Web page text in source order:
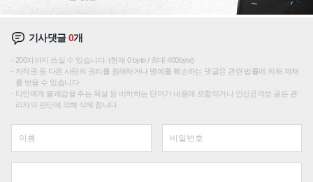
기사댓글0개
200자까지 쓰실 수 있습니다. (현재 0 byte / 최대 400byte)
저작권 등 다른 사람의 권리를 침해하거나 명예를 훼손하는 댓글은 관련 법률에 의해 제재
를 받을 수 있습니다.
타인에게 불쾌감을 주는 욕설 등 비하하는 단어가 내용에 포함되거나 인신공격성 글은 관
리자의 판단에 의해 삭제 합니다.